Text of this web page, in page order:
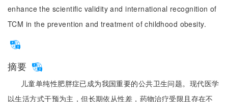
enhance the scientific validity and international recognition of
TCM in the prevention and treatment of childhood obesity.
摘要
儿童单纯性肥胖症已成为我国重要的公共卫生问题。现代医学
以生活方式干预为主，但长期依从性差，药物治疗受限且存在不